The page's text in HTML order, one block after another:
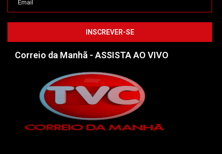
Correio da Manhã - ASSISTA AO VIVO